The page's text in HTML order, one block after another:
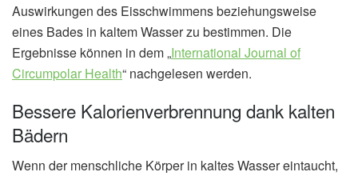
Auswirkungen des Eisschwimmens beziehungsweise
eines Bades in kaltem Wasser zu bestimmen. Die
Ergebnisse können in dem „International Journal of
Circumpolar Health“ nachgelesen werden.
Bessere Kalorienverbrennung dank kalten
Bädern
Wenn der menschliche Körper in kaltes Wasser eintaucht,